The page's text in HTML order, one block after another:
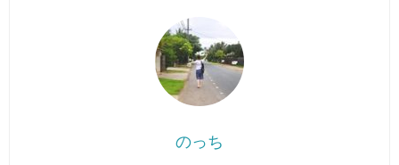
のっち